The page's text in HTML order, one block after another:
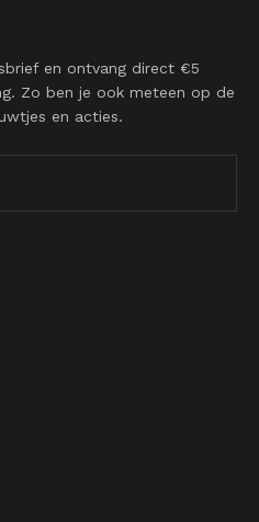
en ontvang direct €5
Zo ben je ook meteen op de
en acties.